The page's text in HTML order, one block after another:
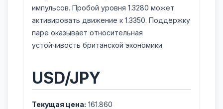
импульсов. Пробой уровня 1.3280 может
активировать движение к 1.3350. Поддержку
паре оказывает относительная
устойчивость британской экономики.
USD/JPY
Текущая цена: 161.860